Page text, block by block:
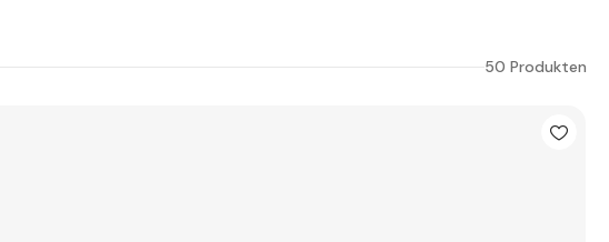
50 Produkten